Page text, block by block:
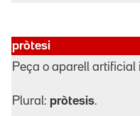
pròtesi
Peça o aparell
Plural: pròtesis.